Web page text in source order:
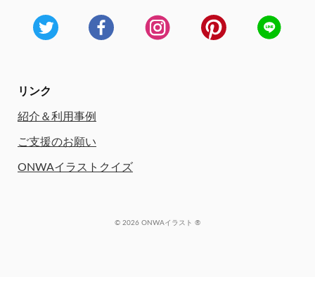
リンク
紹介＆利用事例
ご支援のお願い
ONWAイラストクイズ
© 2026 ONWAイラスト ®